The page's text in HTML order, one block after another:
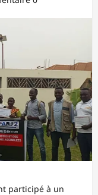
participé à un